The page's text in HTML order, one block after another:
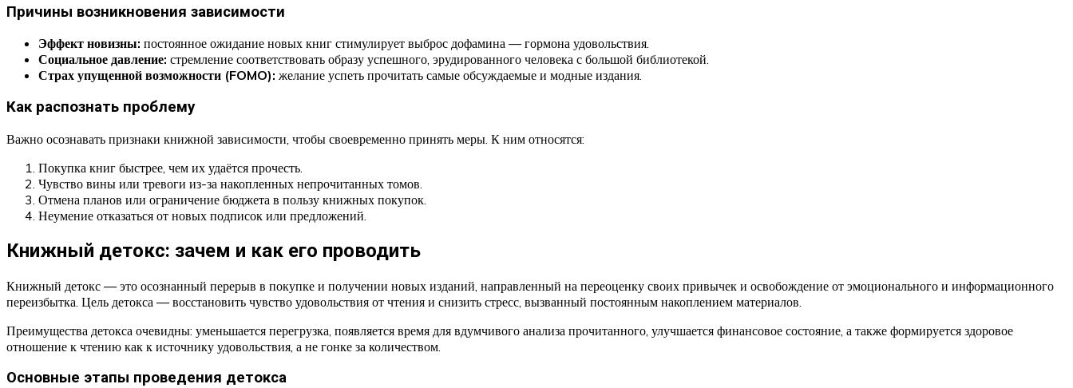
Причины возникновения зависимости
Эффект новизны: постоянное ожидание новых книг стимулирует выброс дофамина — гормона удовольствия.
Социальное давление: стремление соответствовать образу успешного, эрудированного человека с большой библиотекой.
Страх упущенной возможности (FOMO): желание успеть прочитать самые обсуждаемые и модные издания.
Как распознать проблему
Важно осознавать признаки книжной зависимости, чтобы своевременно принять меры. К ним относятся:
Покупка книг быстрее, чем их удаётся прочесть.
Чувство вины или тревоги из-за накопленных непрочитанных томов.
Отмена планов или ограничение бюджета в пользу книжных покупок.
Неумение отказаться от новых подписок или предложений.
Книжный детокс: зачем и как его проводить
Книжный детокс — это осознанный перерыв в покупке и получении новых изданий, направленный на переоценку своих привычек и освобождение от эмоционального и информационного
переизбытка. Цель детокса — восстановить чувство удовольствия от чтения и снизить стресс, вызванный постоянным накоплением материалов.
Преимущества детокса очевидны: уменьшается перегрузка, появляется время для вдумчивого анализа прочитанного, улучшается финансовое состояние, а также формируется здоровое
отношение к чтению как к источнику удовольствия, а не гонке за количеством.
Основные этапы проведения детокса